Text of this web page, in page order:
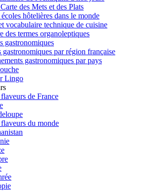
des Mets et des Plats
hôtelières dans le monde
vocabulaire technique de cuisine
des termes organoleptiques
gastronomiques
gastronomiques par région française
gastronomiques par pays
Lingo
de France
du monde